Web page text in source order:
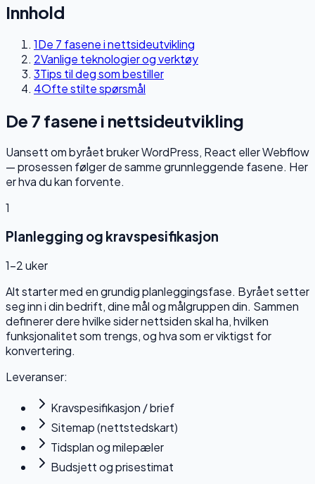
Innhold
1De 7 fasene i nettsideutvikling
2Vanlige teknologier og verktøy
3Tips til deg som bestiller
4Ofte stilte spørsmål
De 7 fasene i nettsideutvikling
Uansett om byrået bruker WordPress, React eller Webflow
— prosessen følger de samme grunnleggende fasene. Her
er hva du kan forvente.
1
Planlegging og kravspesifikasjon
1–2 uker
Alt starter med en grundig planleggingsfase. Byrået setter
seg inn i din bedrift, dine mål og målgruppen din. Sammen
definerer dere hvilke sider nettsiden skal ha, hvilken
funksjonalitet som trengs, og hva som er viktigst for
konvertering.
Leveranser:
Kravspesifikasjon / brief
Sitemap (nettstedskart)
Tidsplan og milepæler
Budsjett og prisestimat